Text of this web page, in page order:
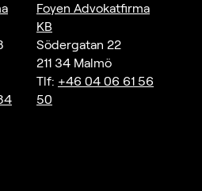
Foyen Advokatfirma
KB
Södergatan 22
211 34 Malmö
Tlf: +46 04 06 61 56
50